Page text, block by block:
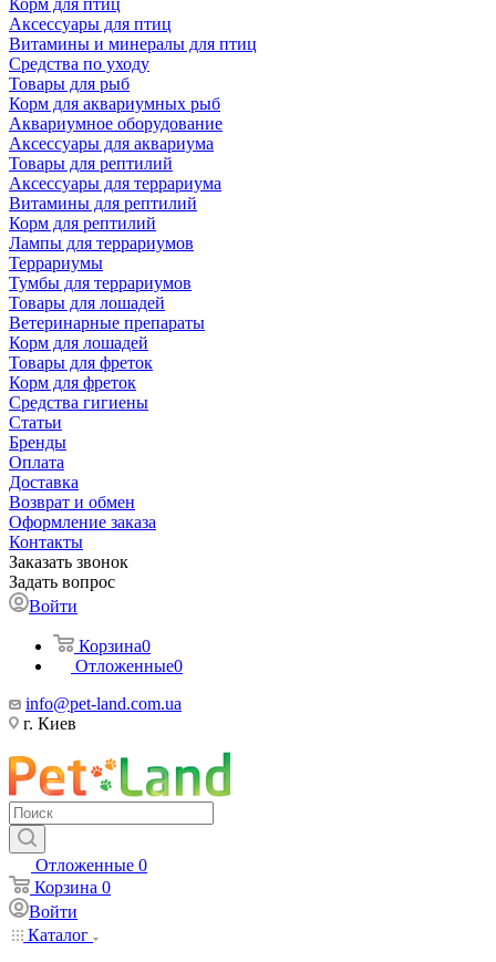
Корм для птиц
Аксессуары для птиц
Витамины и минералы для птиц
Средства по уходу
Товары для рыб
Корм для аквариумных рыб
Аквариумное оборудование
Аксессуары для аквариума
Товары для рептилий
Аксессуары для террариума
Витамины для рептилий
Корм для рептилий
Лампы для террариумов
Террариумы
Тумбы для террариумов
Товары для лошадей
Ветеринарные препараты
Корм для лошадей
Товары для фреток
Корм для фреток
Средства гигиены
Статьи
Бренды
Оплата
Доставка
Возврат и обмен
Оформление заказа
Контакты
Заказать звонок
Задать вопрос
Войти
Корзина0
Отложенные0
info@pet-land.com.ua
г. Киев
Отложенные 0
Корзина 0
Войти
Каталог